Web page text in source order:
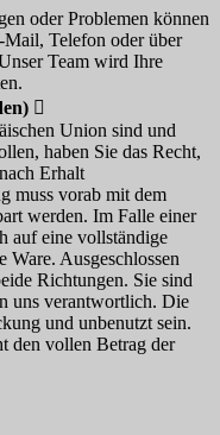
oder Problemen können
Telefon oder über
Team wird Ihre

Union sind und
haben Sie das Recht,
Erhalt
muss vorab mit dem
werden. Im Falle einer
auf eine vollständige
Ausgeschlossen
Richtungen. Sie sind
uns verantwortlich. Die
und unbenutzt sein.
den vollen Betrag der